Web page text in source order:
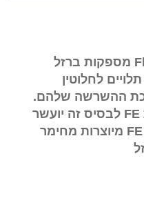
מספקות ברזל
לחלוטין
ההשרשה שלהם.
FE לבסיס זה יועשר
FE מיוצרות מחימר